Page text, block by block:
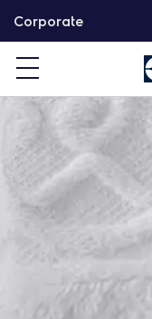
Corporate